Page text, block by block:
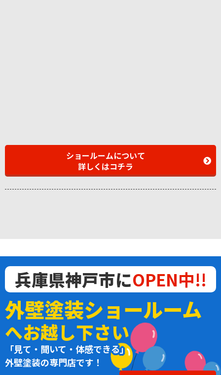
ショールームについて
詳しくはコチラ
兵庫県神戸市にOPEN中!!
外壁塗装ショールーム
へお越し下さい
「見て・聞いて・体感できる」
外壁塗装の専門店です！